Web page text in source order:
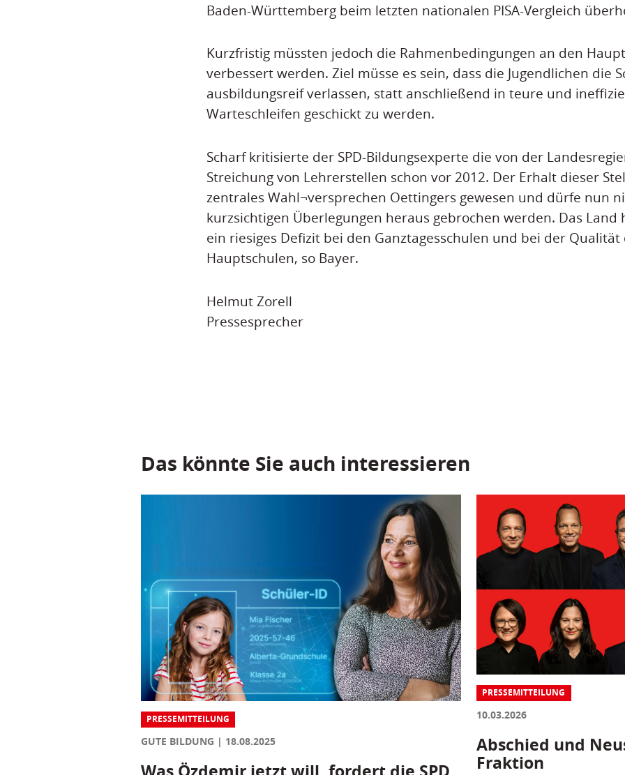
Baden-Württemberg beim letzten nationalen PISA-Vergleich
Kurzfristig müssten jedoch die Rahmenbedingungen an den
verbessert werden. Ziel müsse es sein, dass die Jugendlichen die
ausbildungsreif verlassen, statt anschließend in teure und
Warteschleifen geschickt zu werden.
Scharf kritisierte der SPD-Bildungsexperte die von der
Streichung von Lehrerstellen schon vor 2012. Der Erhalt dieser
zentrales Wahl¬versprechen Oettingers gewesen und dürfe nun
kurzsichtigen Überlegungen heraus gebrochen werden. Das Land
ein riesiges Defizit bei den Ganztagesschulen und bei der Qualität
Hauptschulen, so Bayer.
Helmut Zorell
Pressesprecher
Das könnte Sie auch interessieren
PRESSEMITTEILUNG
GUTE BILDUNG 18.08.2025
Was Özdemir jetzt will, fordert die SPD
PRESSEMITTEILUNG
10.03.2026
Abschied und
Fraktion